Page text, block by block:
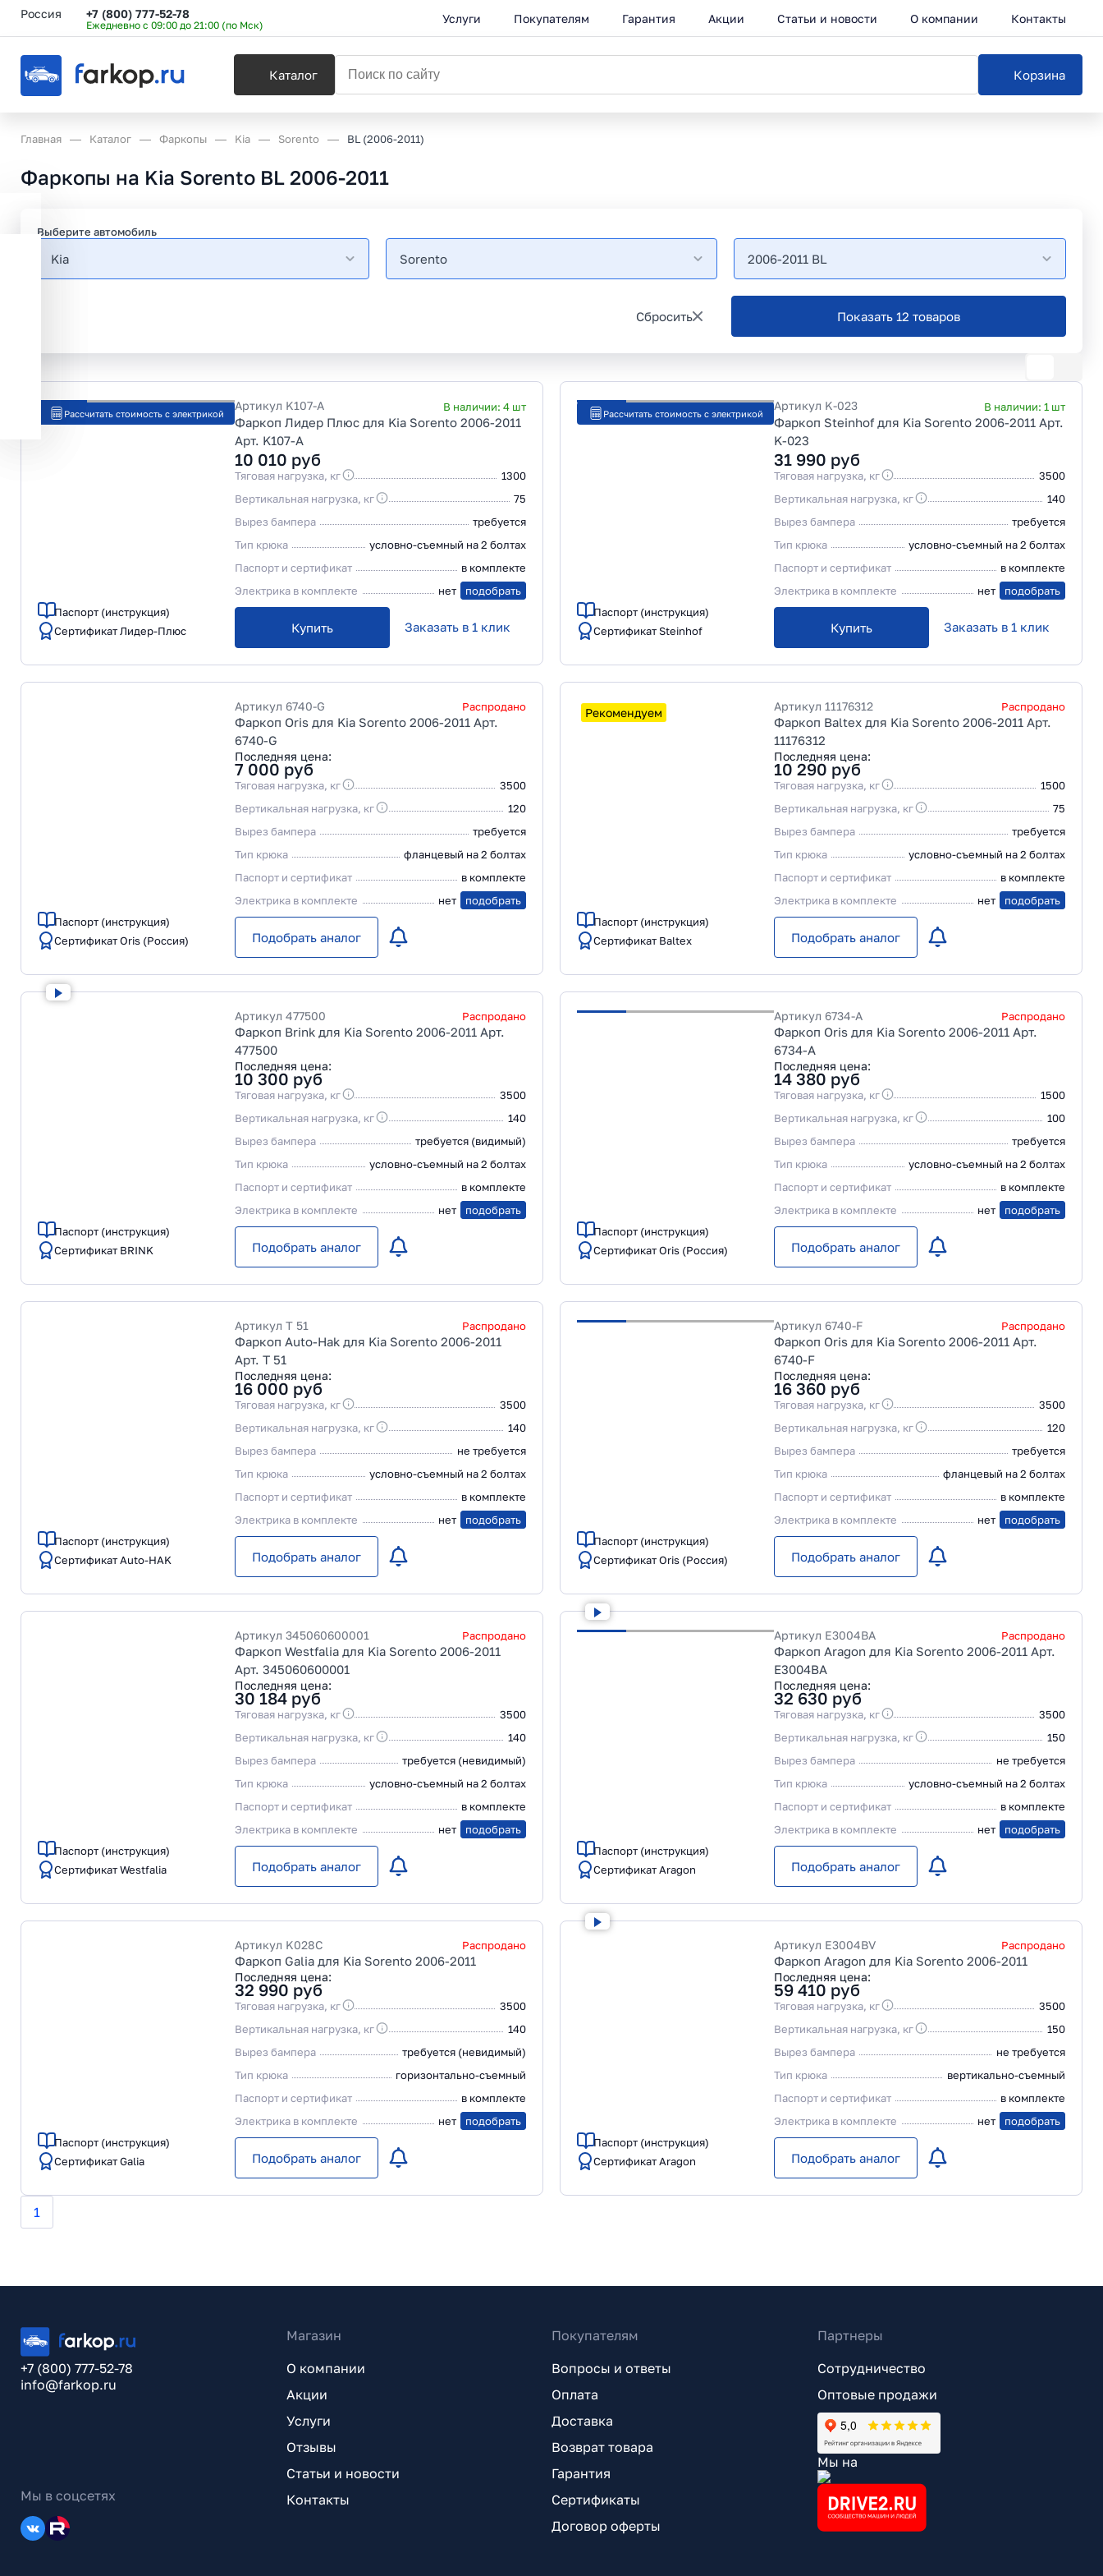
Россия +7 (800) 777-52-78
Ежедневно с 09:00 до 21:00 (по Мск) Услуги Покупателям Гарантия Акции Статьи и новости О компании Контакты
Каталог Корзина
Главная Каталог Фаркопы Kia Sorento BL (2006-2011)
Фаркопы на Kia Sorento BL 2006-2011
Выберите автомобиль
Kia Sorento 2006-2011 BL
Сбросить Показать 12 товаров
Рассчитать стоимость с электрикой
Паспорт (инструкция)
Сертификат Лидер-Плюс
Артикул K107-A В наличии: 4 шт
Фаркоп Лидер Плюс для Kia Sorento 2006-2011
Арт. K107-A
10 010 руб
Тяговая нагрузка, кг
1300
Вертикальная нагрузка, кг
75
Вырез бампера
требуется
Тип крюка
условно-съемный на 2 болтах
Паспорт и сертификат
в комплекте
Электрика в комплекте
нет подобрать
Купить Заказать в 1 клик
Рассчитать стоимость с электрикой
Паспорт (инструкция)
Сертификат Steinhof
Артикул K-023 В наличии: 1 шт
Фаркоп Steinhof для Kia Sorento 2006-2011 Арт.
K-023
31 990 руб
Тяговая нагрузка, кг
3500
Вертикальная нагрузка, кг
140
Вырез бампера
требуется
Тип крюка
условно-съемный на 2 болтах
Паспорт и сертификат
в комплекте
Электрика в комплекте
нет подобрать
Купить Заказать в 1 клик
Паспорт (инструкция)
Сертификат Oris (Россия)
Артикул 6740-G Распродано
Фаркоп Oris для Kia Sorento 2006-2011 Арт.
6740-G
Последняя цена:
7 000 руб
Тяговая нагрузка, кг
3500
Вертикальная нагрузка, кг
120
Вырез бампера
требуется
Тип крюка
фланцевый на 2 болтах
Паспорт и сертификат
в комплекте
Электрика в комплекте
нет подобрать
Подобрать аналог
Рекомендуем
Паспорт (инструкция)
Сертификат Baltex
Артикул 11176312 Распродано
Фаркоп Baltex для Kia Sorento 2006-2011 Арт.
11176312
Последняя цена:
10 290 руб
Тяговая нагрузка, кг
1500
Вертикальная нагрузка, кг
75
Вырез бампера
требуется
Тип крюка
условно-съемный на 2 болтах
Паспорт и сертификат
в комплекте
Электрика в комплекте
нет подобрать
Подобрать аналог
Паспорт (инструкция)
Сертификат BRINK
Артикул 477500 Распродано
Фаркоп Brink для Kia Sorento 2006-2011 Арт.
477500
Последняя цена:
10 300 руб
Тяговая нагрузка, кг
3500
Вертикальная нагрузка, кг
140
Вырез бампера
требуется (видимый)
Тип крюка
условно-съемный на 2 болтах
Паспорт и сертификат
в комплекте
Электрика в комплекте
нет подобрать
Подобрать аналог
Паспорт (инструкция)
Сертификат Oris (Россия)
Артикул 6734-A Распродано
Фаркоп Oris для Kia Sorento 2006-2011 Арт.
6734-A
Последняя цена:
14 380 руб
Тяговая нагрузка, кг
1500
Вертикальная нагрузка, кг
100
Вырез бампера
требуется
Тип крюка
условно-съемный на 2 болтах
Паспорт и сертификат
в комплекте
Электрика в комплекте
нет подобрать
Подобрать аналог
Паспорт (инструкция)
Сертификат Auto-HAK
Артикул T 51 Распродано
Фаркоп Auto-Hak для Kia Sorento 2006-2011
Арт. T 51
Последняя цена:
16 000 руб
Тяговая нагрузка, кг
3500
Вертикальная нагрузка, кг
140
Вырез бампера
не требуется
Тип крюка
условно-съемный на 2 болтах
Паспорт и сертификат
в комплекте
Электрика в комплекте
нет подобрать
Подобрать аналог
Паспорт (инструкция)
Сертификат Oris (Россия)
Артикул 6740-F Распродано
Фаркоп Oris для Kia Sorento 2006-2011 Арт.
6740-F
Последняя цена:
16 360 руб
Тяговая нагрузка, кг
3500
Вертикальная нагрузка, кг
120
Вырез бампера
требуется
Тип крюка
фланцевый на 2 болтах
Паспорт и сертификат
в комплекте
Электрика в комплекте
нет подобрать
Подобрать аналог
Паспорт (инструкция)
Сертификат Westfalia
Артикул 345060600001 Распродано
Фаркоп Westfalia для Kia Sorento 2006-2011
Арт. 345060600001
Последняя цена:
30 184 руб
Тяговая нагрузка, кг
3500
Вертикальная нагрузка, кг
140
Вырез бампера
требуется (невидимый)
Тип крюка
условно-съемный на 2 болтах
Паспорт и сертификат
в комплекте
Электрика в комплекте
нет подобрать
Подобрать аналог
Паспорт (инструкция)
Сертификат Aragon
Артикул E3004BA Распродано
Фаркоп Aragon для Kia Sorento 2006-2011 Арт.
E3004BA
Последняя цена:
32 630 руб
Тяговая нагрузка, кг
3500
Вертикальная нагрузка, кг
150
Вырез бампера
не требуется
Тип крюка
условно-съемный на 2 болтах
Паспорт и сертификат
в комплекте
Электрика в комплекте
нет подобрать
Подобрать аналог
Паспорт (инструкция)
Сертификат Galia
Артикул K028C Распродано
Фаркоп Galia для Kia Sorento 2006-2011
Последняя цена:
32 990 руб
Тяговая нагрузка, кг
3500
Вертикальная нагрузка, кг
140
Вырез бампера
требуется (невидимый)
Тип крюка
горизонтально-съемный
Паспорт и сертификат
в комплекте
Электрика в комплекте
нет подобрать
Подобрать аналог
Паспорт (инструкция)
Сертификат Aragon
Артикул E3004BV Распродано
Фаркоп Aragon для Kia Sorento 2006-2011
Последняя цена:
59 410 руб
Тяговая нагрузка, кг
3500
Вертикальная нагрузка, кг
150
Вырез бампера
не требуется
Тип крюка
вертикально-съемный
Паспорт и сертификат
в комплекте
Электрика в комплекте
нет подобрать
Подобрать аналог
1
+7 (800) 777-52-78
info@farkop.ru
Мы в соцсетях
Магазин
О компании
Акции
Услуги
Отзывы
Статьи и новости
Контакты
Покупателям
Вопросы и ответы
Оплата
Доставка
Возврат товара
Гарантия
Сертификаты
Договор оферты
Партнеры
Сотрудничество
Оптовые продажи
Мы на